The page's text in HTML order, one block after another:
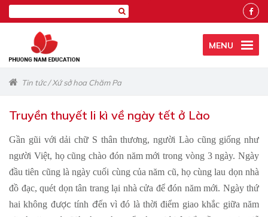
MENU
Tin tức/Xứ sở hoa Chăm Pa
Truyền thuyết li kì về ngày tết ở Lào
Gần gũi với dải chữ S thân thương, người Lào cũng giống như
người Việt, họ cũng chào đón năm mới trong vòng 3 ngày. Ngày
đầu tiên cũng là ngày cuối cùng của năm cũ, họ cùng lau dọn nhà
đồ đạc, quét dọn tân trang lại nhà cửa để đón năm mới. Ngày thứ
hai không được tính đến vì đó là thời điểm giao khắc giữa năm